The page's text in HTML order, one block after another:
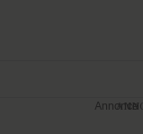
Annonce